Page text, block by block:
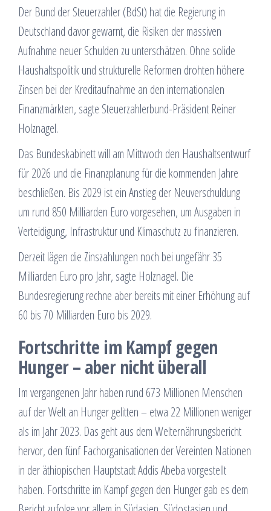
Der Bund der Steuerzahler (BdSt) hat die Regierung in
Deutschland davor gewarnt, die Risiken der massiven
Aufnahme neuer Schulden zu unterschätzen. Ohne solide
Haushaltspolitik und strukturelle Reformen drohten höhere
Zinsen bei der Kreditaufnahme an den internationalen
Finanzmärkten, sagte Steuerzahlerbund-Präsident Reiner
Holznagel.
Das Bundeskabinett will am Mittwoch den Haushaltsentwurf
für 2026 und die Finanzplanung für die kommenden Jahre
beschließen. Bis 2029 ist ein Anstieg der Neuverschuldung
um rund 850 Milliarden Euro vorgesehen, um Ausgaben in
Verteidigung, Infrastruktur und Klimaschutz zu finanzieren.
Derzeit lägen die Zinszahlungen noch bei ungefähr 35
Milliarden Euro pro Jahr, sagte Holznagel. Die
Bundesregierung rechne aber bereits mit einer Erhöhung auf
60 bis 70 Milliarden Euro bis 2029.
Fortschritte im Kampf gegen
Hunger – aber nicht überall
Im vergangenen Jahr haben rund 673 Millionen Menschen
auf der Welt an Hunger gelitten – etwa 22 Millionen weniger
als im Jahr 2023. Das geht aus dem Welternährungsbericht
hervor, den fünf Fachorganisationen der Vereinten Nationen
in der äthiopischen Hauptstadt Addis Abeba vorgestellt
haben. Fortschritte im Kampf gegen den Hunger gab es dem